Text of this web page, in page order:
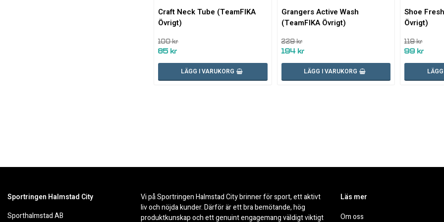
Lägg till i favoritlistan
Craft Neck Tube (TeamFIKA
Övrigt)
100 kr
85 kr
LÄGG I VARUKORG
Lägg till i
Grangers Active Wash
(TeamFIKA Övrigt)
229 kr
194 kr
LÄGG I VARUKORG
Shoe
Övrigt)
119 kr
99 kr
Sportringen Halmstad City
Sporthalmstad AB
Vi på Sportringen Halmstad City brinner för sport, ett aktivt
liv och nöjda kunder. Därför är ett bra bemötande, hög
produktkunskap och ett genuint engagemang väldigt viktigt
Läs mer
Om oss